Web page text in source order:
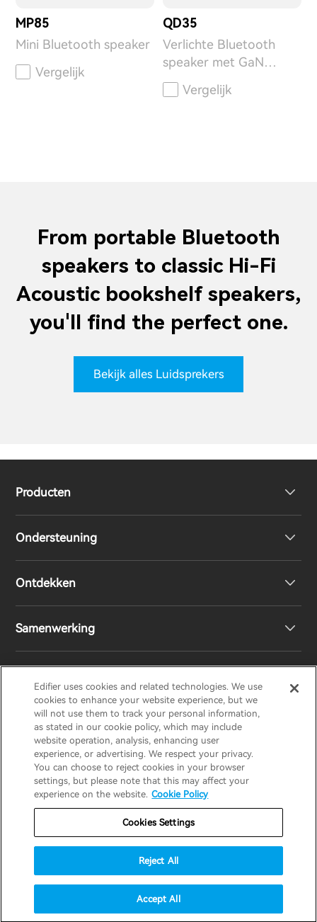
MP85
Mini Bluetooth speaker
Vergelijk
QD35
Verlichte Bluetooth
speaker met GaN
oplader
Vergelijk
From portable Bluetooth
speakers to classic Hi-Fi
Acoustic bookshelf speakers,
you'll find the perfect one.
Bekijk alles Luidsprekers
Producten
Volledig draadloze oordopjes
Boekenplank luidsprekers
Draadloze luidsprekers
Ondersteuning
EU-conformiteitsverklaring
Neem contact met ons op
Ontdekken
Ontwerpprijs
Sociale verantwoordelijkheden
Ons verhaal
Pers
Samenwerking
Regionale distributeurs
Word distributeur
EDIFIERAIRPULSESTAXHECATE
Garantie BeleidPrivacyverklaring
Do Not Sell My Information
Netherlands / Nederlands
© 2025 Edifier. All rights reserved.
Edifier uses cookies and related technologies. We use
cookies to enhance your website experience, but we
will not use them to track your personal information,
as stated in our cookie policy, which may include
website operation, analysis, enhancing user
experience, or advertising. We respect your privacy.
You can choose to reject cookies in your browser
settings, but please note that this may affect your
experience on the website. Cookie Policy
Cookies Settings
Reject All
Accept All